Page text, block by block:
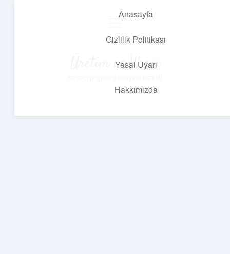
Anasayfa
Gizlilik Politikası
Yasal Uyarı
Hakkımızda
Üretim ve İlham